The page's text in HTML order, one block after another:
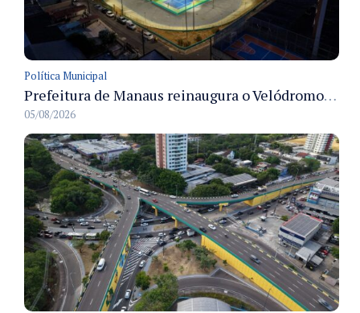
Política Municipal
Prefeitura de Manaus reinaugura o Velódromo Professora Alzira Campos e entrega espaço esportivo totalmente revitalizado
05/08/2026